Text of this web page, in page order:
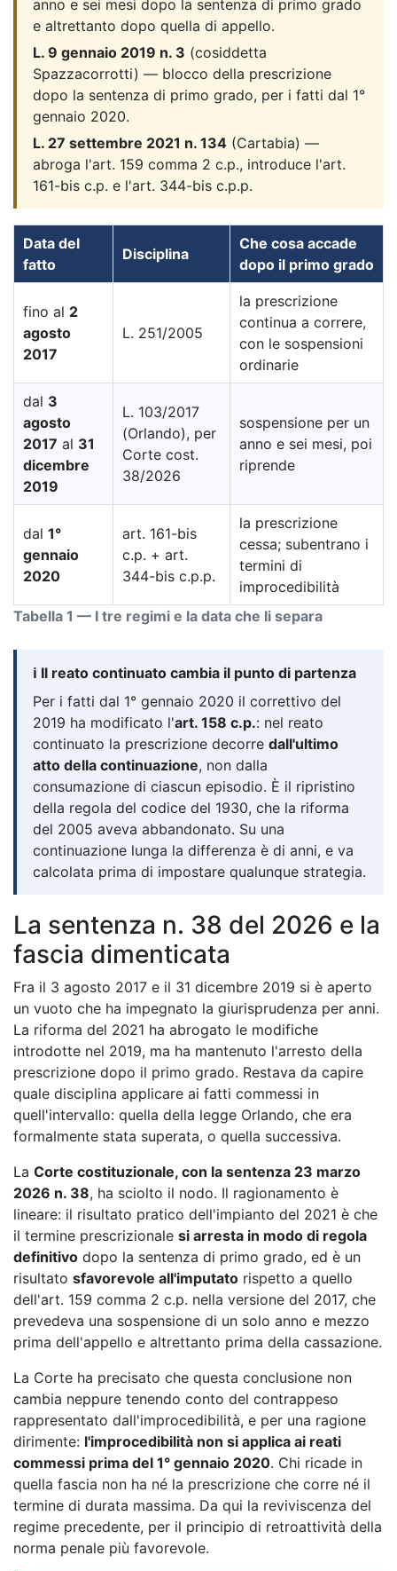
anno e sei mesi dopo la sentenza di primo grado
e altrettanto dopo quella di appello.
L. 9 gennaio 2019 n. 3 (cosiddetta
Spazzacorrotti) — blocco della prescrizione
dopo la sentenza di primo grado, per i fatti dal 1°
gennaio 2020.
L. 27 settembre 2021 n. 134 (Cartabia) —
abroga l'art. 159 comma 2 c.p., introduce l'art.
161-bis c.p. e l'art. 344-bis c.p.p.
Tabella 1 — I tre regimi e la data che li separa
Data del
fatto
Disciplina
Che cosa accade
dopo il primo grado
fino al 2
agosto
2017
L. 251/2005
la prescrizione
continua a correre,
con le sospensioni
ordinarie
dal 3
agosto
2017 al 31
dicembre
2019
L. 103/2017
(Orlando), per
Corte cost.
38/2026
sospensione per un
anno e sei mesi, poi
riprende
dal 1°
gennaio
2020
art. 161-bis
c.p. + art.
344-bis c.p.p.
la prescrizione
cessa; subentrano i
termini di
improcedibilità
ℹ️ Il reato continuato cambia il punto di partenza
Per i fatti dal 1° gennaio 2020 il correttivo del
2019 ha modificato l'art. 158 c.p.: nel reato
continuato la prescrizione decorre dall'ultimo
atto della continuazione, non dalla
consumazione di ciascun episodio. È il ripristino
della regola del codice del 1930, che la riforma
del 2005 aveva abbandonato. Su una
continuazione lunga la differenza è di anni, e va
calcolata prima di impostare qualunque strategia.
La sentenza n. 38 del 2026 e la
fascia dimenticata
Fra il 3 agosto 2017 e il 31 dicembre 2019 si è aperto
un vuoto che ha impegnato la giurisprudenza per anni.
La riforma del 2021 ha abrogato le modifiche
introdotte nel 2019, ma ha mantenuto l'arresto della
prescrizione dopo il primo grado. Restava da capire
quale disciplina applicare ai fatti commessi in
quell'intervallo: quella della legge Orlando, che era
formalmente stata superata, o quella successiva.
La Corte costituzionale, con la sentenza 23 marzo
2026 n. 38, ha sciolto il nodo. Il ragionamento è
lineare: il risultato pratico dell'impianto del 2021 è che
il termine prescrizionale si arresta in modo di regola
definitivo dopo la sentenza di primo grado, ed è un
risultato sfavorevole all'imputato rispetto a quello
dell'art. 159 comma 2 c.p. nella versione del 2017, che
prevedeva una sospensione di un solo anno e mezzo
prima dell'appello e altrettanto prima della cassazione.
La Corte ha precisato che questa conclusione non
cambia neppure tenendo conto del contrappeso
rappresentato dall'improcedibilità, e per una ragione
dirimente: l'improcedibilità non si applica ai reati
commessi prima del 1° gennaio 2020. Chi ricade in
quella fascia non ha né la prescrizione che corre né il
termine di durata massima. Da qui la reviviscenza del
regime precedente, per il principio di retroattività della
norma penale più favorevole.